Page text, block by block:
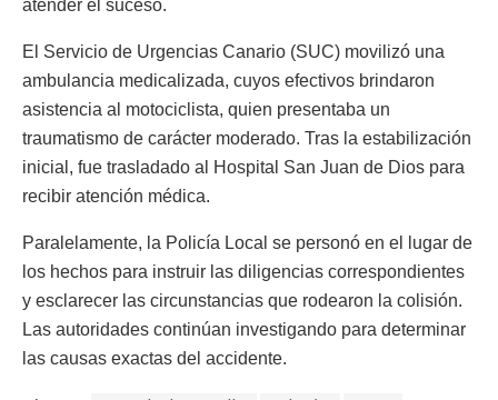
atender el suceso.
El Servicio de Urgencias Canario (SUC) movilizó una
ambulancia medicalizada, cuyos efectivos brindaron
asistencia al motociclista, quien presentaba un
traumatismo de carácter moderado. Tras la estabilización
inicial, fue trasladado al Hospital San Juan de Dios para
recibir atención médica.
Paralelamente, la Policía Local se personó en el lugar de
los hechos para instruir las diligencias correspondientes
y esclarecer las circunstancias que rodearon la colisión.
Las autoridades continúan investigando para determinar
las causas exactas del accidente.